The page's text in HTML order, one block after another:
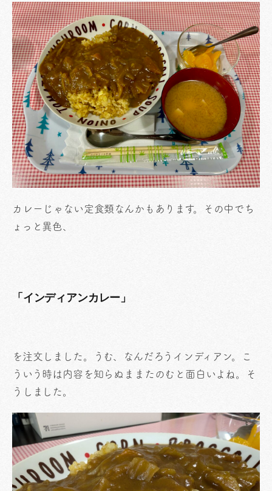
カレーじゃない定食類なんかもあります。その中でち
ょっと異色、
「インディアンカレー」
を注文しました。うむ、なんだろうインディアン。こ
ういう時は内容を知らぬままたのむと面白いよね。そ
うしました。